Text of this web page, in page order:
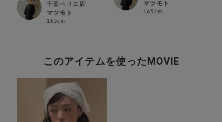
千葉ペリエ店
マツモト
165cm
マツモト
165cm
このアイテムを使ったMOVIE